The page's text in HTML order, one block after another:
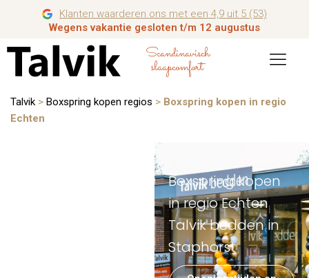
Klanten waarderen ons met een 4,9 uit 5 (53)
Wegens vakantie gesloten t/m 12 augustus
Scandinavisch
slaapcomfort
Talvik > Boxspring kopen regios > Boxspring kopen in regio
Echten
Boxspring kopen
in regio Echten
Talvik bedden in
Staphorst